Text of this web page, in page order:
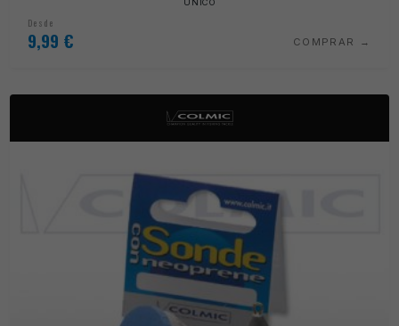
ÚNICO
Desde
9,99 € COMPRAR